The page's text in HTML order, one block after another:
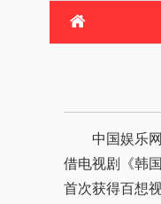
中国娱乐
借电视剧《韩
首次获得百想